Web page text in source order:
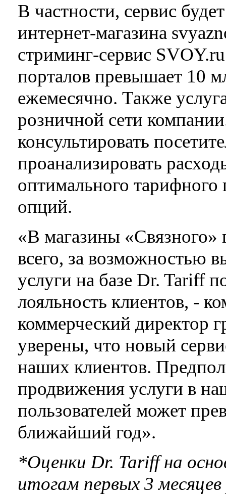
В частности, сервис
интернет-магазина
стриминг-сервис
порталов превышает 10
ежемесячно. Также
розничной сети
консультировать
проанализировать
оптимального
опций.
«В магазины «Связного»
всего, за возможностью
услуги на базе Dr. Tariff
лояльность клиентов, -
коммерческий директор
уверены, что новый
наших клиентов.
продвижения услуги в
пользователей может
ближайший год».
*Оценки Dr. Tariff на
итогам первых 3